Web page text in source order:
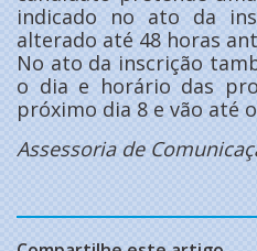
indicado no ato da
alterado até 48 horas
No ato da inscrição
o dia e horário das
próximo dia 8 e vão até
Assessoria de